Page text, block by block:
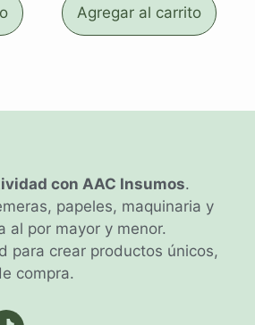
Agregar al carrito
con AAC Insumos.
papeles, maquinaria y
al por mayor y menor.
para crear productos únicos,
compra.